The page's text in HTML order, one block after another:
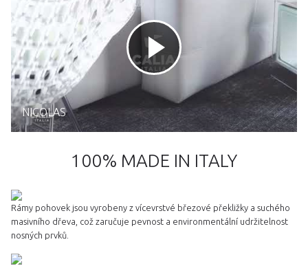
NICOLAS
100% MADE IN ITALY
Rámy pohovek jsou vyrobeny z vícevrstvé březové překližky a suchého
masivního dřeva, což zaručuje pevnost a environmentální udržitelnost
nosných prvků.